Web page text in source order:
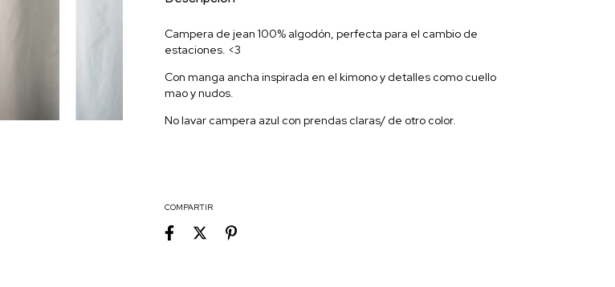
Campera de jean 100% algodón, perfecta para el cambio de
estaciones. <3
Con manga ancha inspirada en el kimono y detalles como cuello
mao y nudos.
No lavar campera azul con prendas claras/ de otro color.
COMPARTIR